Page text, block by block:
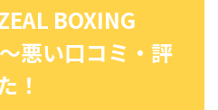
BOXING
悪い口コミ・評
！